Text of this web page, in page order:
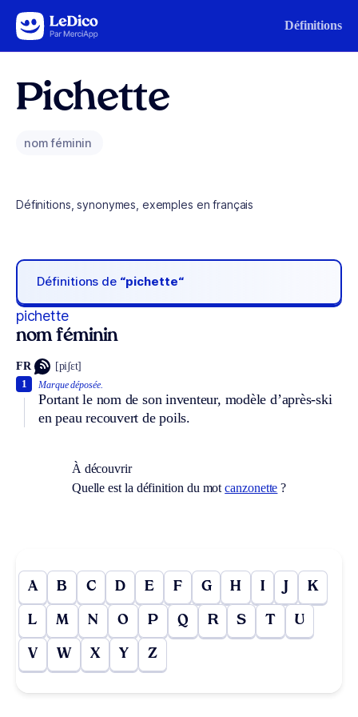
Aller au contenu Définitions
Pichette
nom féminin
Définitions, synonymes, exemples en français
Définitions de “pichette“
pichette
nom féminin
FR [piʃɛt]
Marque déposée.
Portant le nom de son inventeur, modèle d’après-ski
en peau recouvert de poils.
1
À découvrir
Quelle est la définition du motcanzonette ?
A B C D E F G H I J K
L M N O P Q R S T U
V W X Y Z